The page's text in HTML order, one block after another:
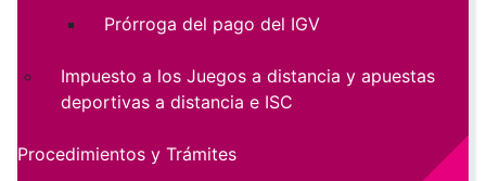
Prórroga del pago del IGV
Impuesto a los Juegos a distancia y apuestas
deportivas a distancia e ISC
Procedimientos y Trámites